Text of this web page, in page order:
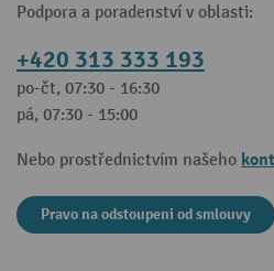
Podpora a poradenství v oblasti:
+420 313 333 193
po-čt, 07:30 - 16:30
pá, 07:30 - 15:00
Nebo prostřednictvím našeho
Pravo na odstoupeni od smlouvy